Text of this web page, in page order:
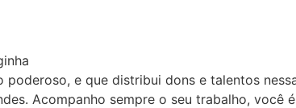
poderoso, e que distribui dons e talentos
Acompanho sempre o seu trabalho,